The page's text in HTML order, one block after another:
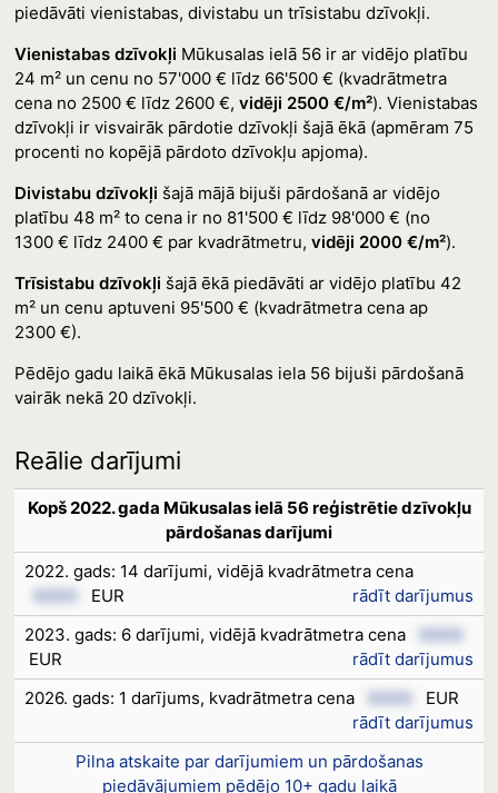
piedāvāti vienistabas, divistabu un trīsistabu dzīvokļi.
Vienistabas dzīvokļi Mūkusalas ielā 56 ir ar vidējo platību
24 m² un cenu no 57'000 € līdz 66'500 € (kvadrātmetra
cena no 2500 € līdz 2600 €, vidēji 2500 €/m²). Vienistabas
dzīvokļi ir visvairāk pārdotie dzīvokļi šajā ēkā (apmēram 75
procenti no kopējā pārdoto dzīvokļu apjoma).
Divistabu dzīvokļi šajā mājā bijuši pārdošanā ar vidējo
platību 48 m² to cena ir no 81'500 € līdz 98'000 € (no
1300 € līdz 2400 € par kvadrātmetru, vidēji 2000 €/m²).
Trīsistabu dzīvokļi šajā ēkā piedāvāti ar vidējo platību 42
m² un cenu aptuveni 95'500 € (kvadrātmetra cena ap
2300 €).
Pēdējo gadu laikā ēkā Mūkusalas iela 56 bijuši pārdošanā
vairāk nekā 20 dzīvokļi.
Reālie darījumi
Kopš 2022. gada Mūkusalas ielā 56 reģistrētie dzīvokļu
pārdošanas darījumi
2022. gads: 14 darījumi, vidējā kvadrātmetra cena
XXXX
EUR
rādīt darījumus
2023. gads: 6 darījumi, vidējā kvadrātmetra cena
XXXX
EUR
rādīt darījumus
2026. gads: 1 darījums, kvadrātmetra cena
XXXX
EUR
rādīt darījumus
Pilna atskaite par darījumiem un pārdošanas
piedāvājumiem pēdējo 10+ gadu laikā